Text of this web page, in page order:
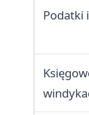
Podatki